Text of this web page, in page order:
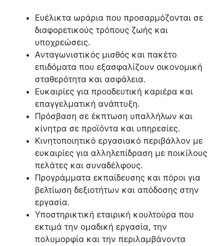
Ευέλικτα ωράρια που προσαρμόζονται σε
διαφορετικούς τρόπους ζωής και
υποχρεώσεις.
Ανταγωνιστικός μισθός και πακέτο
επιδόματα που εξασφαλίζουν οικονομική
σταθερότητα και ασφάλεια.
Ευκαιρίες για προοδευτική καριέρα και
επαγγελματική ανάπτυξη.
Πρόσβαση σε έκπτωση υπαλλήλων και
κίνητρα σε προϊόντα και υπηρεσίες.
Κινητοποιητικό εργασιακό περιβάλλον με
ευκαιρίες για αλληλεπίδραση με ποικίλους
πελάτες και συναδέλφους.
Προγράμματα εκπαίδευσης και πόροι για
βελτίωση δεξιοτήτων και απόδοσης στην
εργασία.
Υποστηρικτική εταιρική κουλτούρα που
εκτιμά την ομαδική εργασία, την
πολυμορφία και την περιλαμβάνοντα